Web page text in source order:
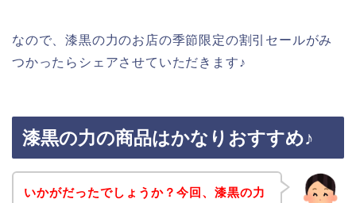
なので、漆黒の力のお店の季節限定の割引セールがみ
つかったらシェアさせていただきます♪
漆黒の力の商品はかなりおすすめ♪
いかがだったでしょうか？今回、漆黒の力